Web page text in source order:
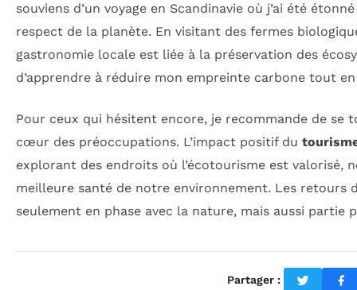
souviens d’un voyage en Scandinavie où j’ai été
respect de la planète. En visitant des fermes
gastronomie locale est liée à la préservation des
d’apprendre à réduire mon empreinte carbone tout
Pour ceux qui hésitent encore, je recommande de
cœur des préoccupations. L’impact positif du
explorant des endroits où l’écotourisme est valorisé,
meilleure santé de notre environnement. Les retours
seulement en phase avec la nature, mais aussi partie
Partager :